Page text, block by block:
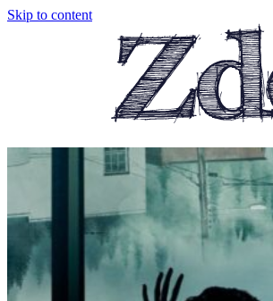
Skip to content